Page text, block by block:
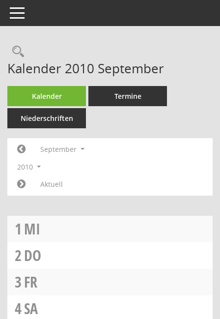
Toggle navigation
Kalender 2010 September
Kalender Termine
Niederschriften
September
2010
Aktuell
1 MI
2DO
3FR
4SA